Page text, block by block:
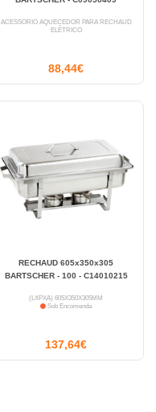
ACESSÓRIO AQUECEDOR PARA RECHAUD
ELÉTRICO
88,44€
RECHAUD 605x350x305
BARTSCHER - 100 - C14010215
(LXPXA) 605X350X305MM
Sob Encomenda
137,64€